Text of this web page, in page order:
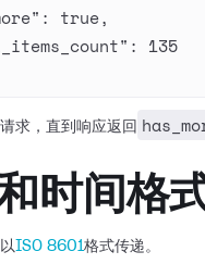
: true,
: 135
求，直到响应返回
时间格
ISO 8601格式传递。